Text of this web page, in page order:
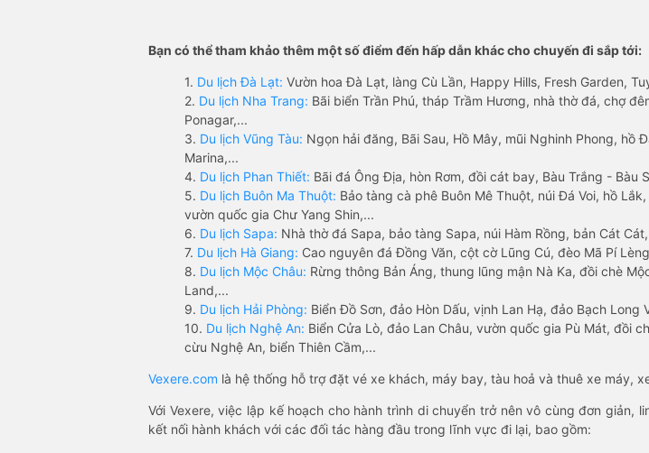
Bạn có thể tham khảo thêm một số điểm đến hấp dẫn khác cho chuyến đi sắp tới:
1. Du lịch Đà Lạt: Vườn hoa Đà Lạt, làng Cù Lần, Happy Hills, Fresh Garden,
2. Du lịch Nha Trang: Bãi biển Trần Phú, tháp Trầm Hương, nhà thờ đá, chợ
Ponagar,...
3. Du lịch Vũng Tàu: Ngọn hải đăng, Bãi Sau, Hồ Mây, mũi Nghinh Phong, hồ
Marina,...
4. Du lịch Phan Thiết: Bãi đá Ông Địa, hòn Rơm, đồi cát bay, Bàu Trắng - Bàu
5. Du lịch Buôn Ma Thuột: Bảo tàng cà phê Buôn Mê Thuột, núi Đá Voi, hồ
vườn quốc gia Chư Yang Shin,...
6. Du lịch Sapa: Nhà thờ đá Sapa, bảo tàng Sapa, núi Hàm Rồng, bản Cát
7. Du lịch Hà Giang: Cao nguyên đá Đồng Văn, cột cờ Lũng Cú, đèo Mã Pí
8. Du lịch Mộc Châu: Rừng thông Bản Áng, thung lũng mận Nà Ka, đồi chè
Land,...
9. Du lịch Hải Phòng: Biển Đồ Sơn, đảo Hòn Dấu, vịnh Lan Hạ, đảo Bạch Long
10. Du lịch Nghệ An: Biển Cửa Lò, đảo Lan Châu, vườn quốc gia Pù Mát, đồi
cừu Nghệ An, biển Thiên Cầm,...
Vexere.com là hệ thống hỗ trợ đặt vé xe khách, máy bay, tàu hoả và thuê xe máy,
Với Vexere, việc lập kế hoạch cho hành trình di chuyển trở nên vô cùng đơn giản,
kết nối hành khách với các đối tác hàng đầu trong lĩnh vực đi lại, bao gồm: